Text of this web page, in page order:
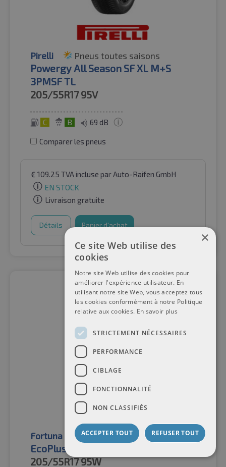
Pirelli Pneus toutes saisons
Powergy All Season SF XL M+S
3PMSF TL
205/55R17 95V
C B 69 dB
Comparer les pneus
€ 109.25 TVA incluse par Auto-Raifen GmbH
EN STOCK
Livraison gratuite
Détails Panier d'achat
Fortuna Pneus toutes saisons
EcoPlus 2 4S XL
205/55R1795W
×
Ce site Web utilise des
cookies
Notre site Web utilise des cookies pour
améliorer l'expérience utilisateur. En
utilisant notre site Web, vous acceptez tous
les cookies conformément à notre Politique
relative aux cookies. En savoir plus
STRICTEMENT NÉCESSAIRES
PERFORMANCE
CIBLAGE
FONCTIONNALITÉ
NON CLASSIFIÉS
ACCEPTER TOUT REFUSER TOUT